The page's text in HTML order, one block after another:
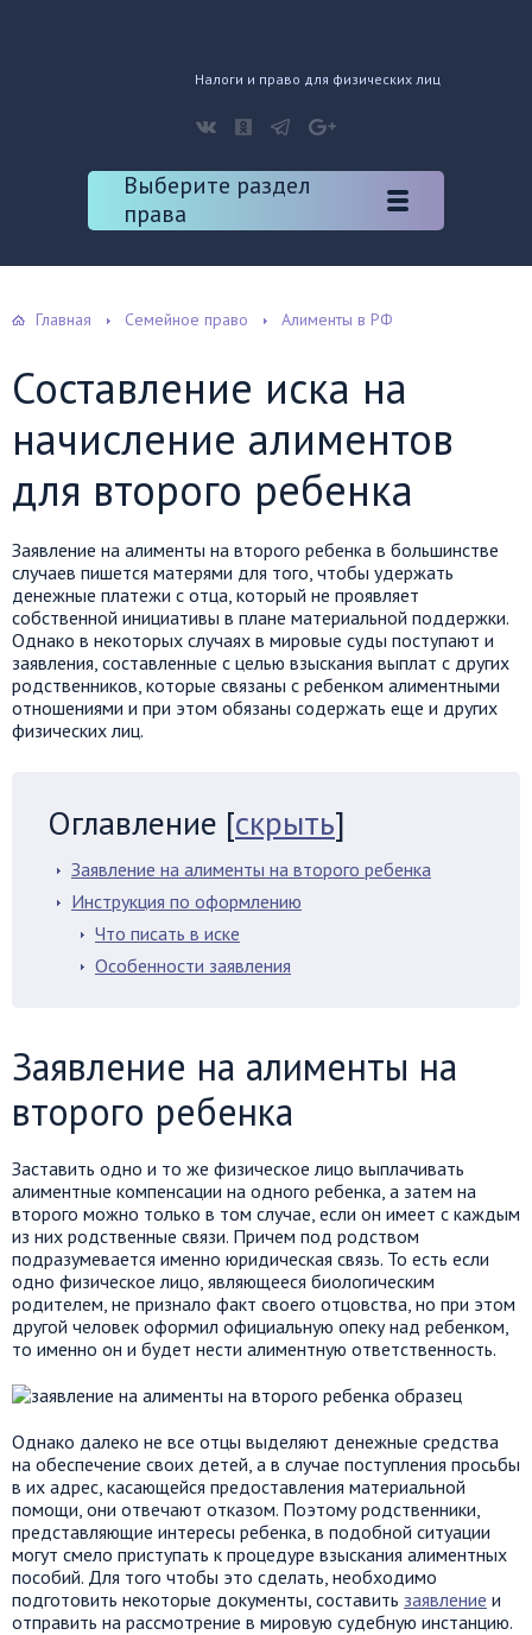
Налоги и право для физических лиц
Выберите раздел
права
Главная Семейное право Алименты в РФ
Составление иска на
начисление алиментов
для второго ребенка
Заявление на алименты на второго ребенка в большинстве
случаев пишется матерями для того, чтобы удержать
денежные платежи с отца, который не проявляет
собственной инициативы в плане материальной поддержки.
Однако в некоторых случаях в мировые суды поступают и
заявления, составленные с целью взыскания выплат с других
родственников, которые связаны с ребенком алиментными
отношениями и при этом обязаны содержать еще и других
физических лиц.
Оглавление [скрыть]
Заявление на алименты на второго ребенка
Инструкция по оформлению
Что писать в иске
Особенности заявления
Заявление на алименты на
второго ребенка
Заставить одно и то же физическое лицо выплачивать
алиментные компенсации на одного ребенка, а затем на
второго можно только в том случае, если он имеет с каждым
из них родственные связи. Причем под родством
подразумевается именно юридическая связь. То есть если
одно физическое лицо, являющееся биологическим
родителем, не признало факт своего отцовства, но при этом
другой человек оформил официальную опеку над ребенком,
то именно он и будет нести алиментную ответственность.
Однако далеко не все отцы выделяют денежные средства
на обеспечение своих детей, а в случае поступления просьбы
в их адрес, касающейся предоставления материальной
помощи, они отвечают отказом. Поэтому родственники,
представляющие интересы ребенка, в подобной ситуации
могут смело приступать к процедуре взыскания алиментных
пособий. Для того чтобы это сделать, необходимо
подготовить некоторые документы, составить заявление и
отправить на рассмотрение в мировую судебную инстанцию.